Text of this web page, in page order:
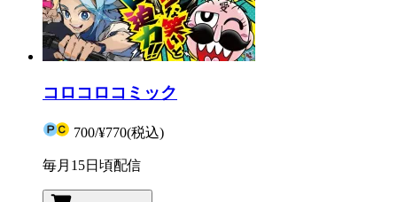
コロコロコミック
700/¥770(税込)
毎月15日頃配信